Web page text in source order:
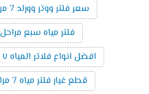
سعر فلتر ووتر وورلد 7 مراحل
فلتر مياه سبع مراحل
افضل انواع فلاتر المياه ٧ مراحل
قطع غيار فلتر مياه 7 مراحل